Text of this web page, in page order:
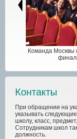
Команда Москвы
Контакты
При обращении на
указывать
школу, класс,
Сотрудникам школ
должность.